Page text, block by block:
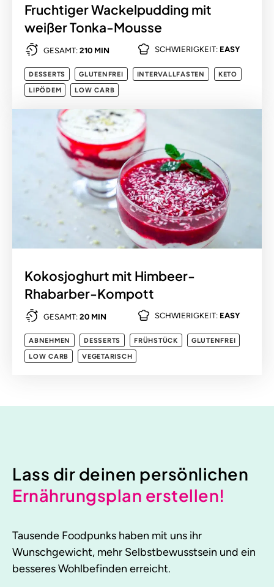
Fruchtiger Wackelpudding mit
weißer Tonka-Mousse
GESAMT: 210 MIN SCHWIERIGKEIT: EASY
DESSERTS GLUTENFREI INTERVALLFASTEN
KETO
LIPÖDEM
LOW CARB
Kokosjoghurt mit Himbeer-
Rhabarber-Kompott
GESAMT: 20 MIN SCHWIERIGKEIT: EASY
ABNEHMEN DESSERTS FRÜHSTÜCK
GLUTENFREI
LOW CARB
VEGETARISCH
Lass dir deinen persönlichen
Ernährungsplan erstellen!
Tausende Foodpunks haben mit uns ihr
Wunschgewicht, mehr Selbstbewusstsein und ein
besseres Wohlbefinden erreicht.